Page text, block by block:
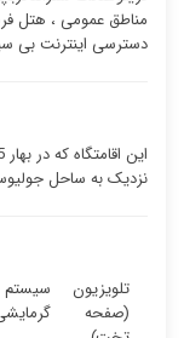
مناطق عمومی ، هتل
دسترسی اینترنت بی
نزدیک به ساحل
تلویزیون
(صفحه
سیستم